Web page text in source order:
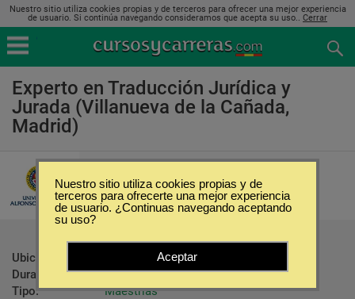
Nuestro sitio utiliza cookies propias y de terceros para ofrecer una mejor experiencia
de usuario. Si continúa navegando consideramos que acepta su uso.. Cerrar
Experto en Traducción Jurídica y
Jurada (Villanueva de la Cañada,
Madrid)
Universidad Alfonso X el Sabio
Ubicación:
Villanueva de la Cañada - Madrid
Duración:
160 Horas
Tipo:
Maestrías
Nuestro sitio utiliza cookies propias y de
terceros para ofrecerte una mejor experiencia
de usuario. ¿Continuas navegando aceptando
su uso?
Aceptar